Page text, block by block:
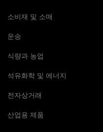
소비재 및 소매
운송
식량과 농업
석유화학 및 에너지
전자상거래
산업용 제품